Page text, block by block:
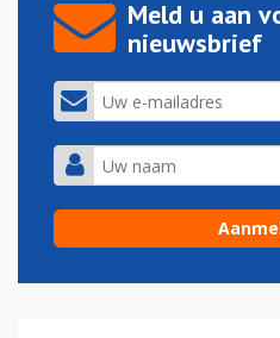
Meld u aan
nieuwsbrief